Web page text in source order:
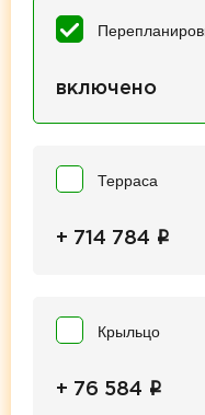
включено
Терраса
+ 714 784 i
Крыльцо
+ 76 584 i